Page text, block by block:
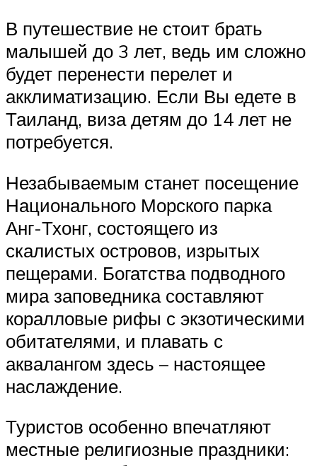
В путешествие не стоит брать
малышей до 3 лет, ведь им сложно
будет перенести перелет и
акклиматизацию. Если Вы едете в
Таиланд, виза детям до 14 лет не
потребуется.
Незабываемым станет посещение
Национального Морского парка
Анг-Тхонг, состоящего из
скалистых островов, изрытых
пещерами. Богатства подводного
мира заповедника составляют
коралловые рифы с экзотическими
обитателями, и плавать с
аквалангом здесь – настоящее
наслаждение.
Туристов особенно впечатляют
местные религиозные праздники: